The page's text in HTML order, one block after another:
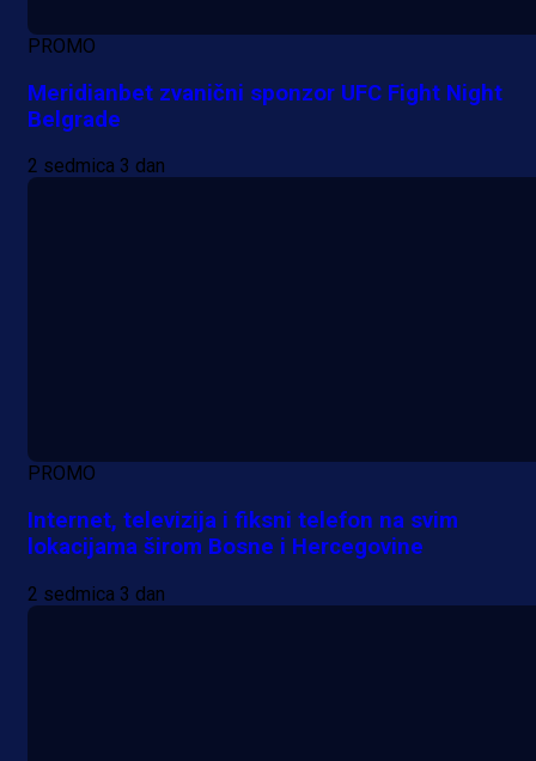
PROMO
Meridianbet zvanični sponzor UFC Fight Night
Belgrade
2 sedmica 3 dan
PROMO
Internet, televizija i fiksni telefon na svim
lokacijama širom Bosne i Hercegovine
2 sedmica 3 dan